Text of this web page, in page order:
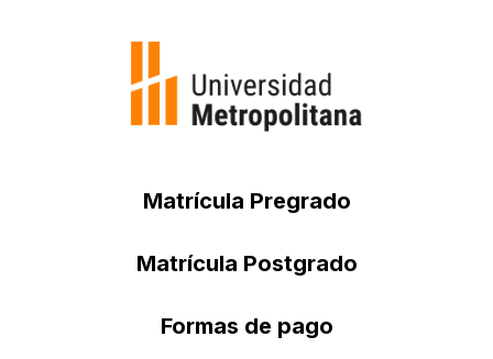
Matrícula Pregrado
Matrícula Postgrado
Formas de pago